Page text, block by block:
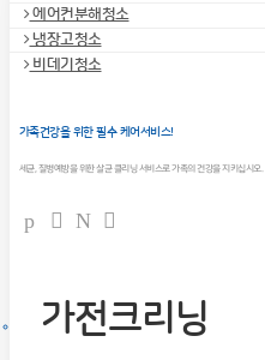
에어컨분해청소
냉장고청소
비데기청소
가족건강을 위한 필수 케어서비스!
세균, 질병예방을 위한 살균 클리닝 서비스로 가족의 건강을 지키십시오.
가전크리닝